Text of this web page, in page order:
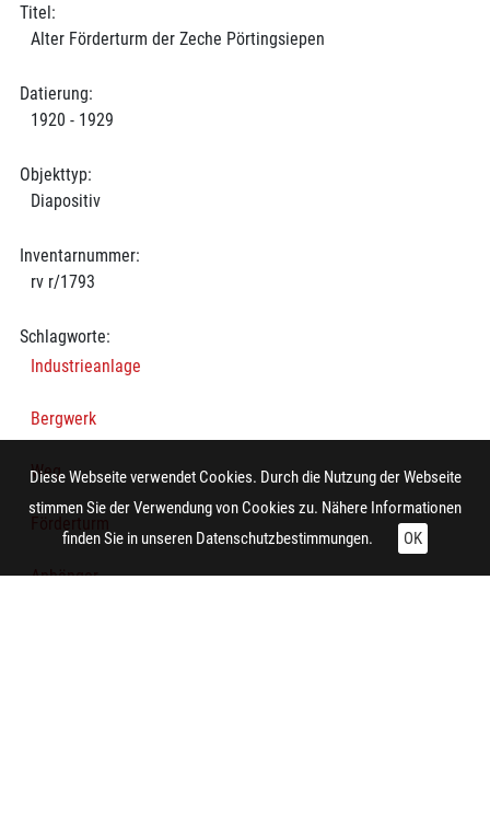
Titel:
Alter Förderturm der Zeche Pörtingsiepen
Datierung:
1920 - 1929
Objekttyp:
Diapositiv
Inventarnummer:
rv r/1793
Schlagworte:
Industrieanlage
Bergwerk
Weg
Anhänger
Diese Webseite verwendet Cookies. Durch die Nutzung der Webseite
stimmen Sie der Verwendung von Cookies zu. Nähere Informationen
finden Sie in unseren Datenschutzbestimmungen. OK